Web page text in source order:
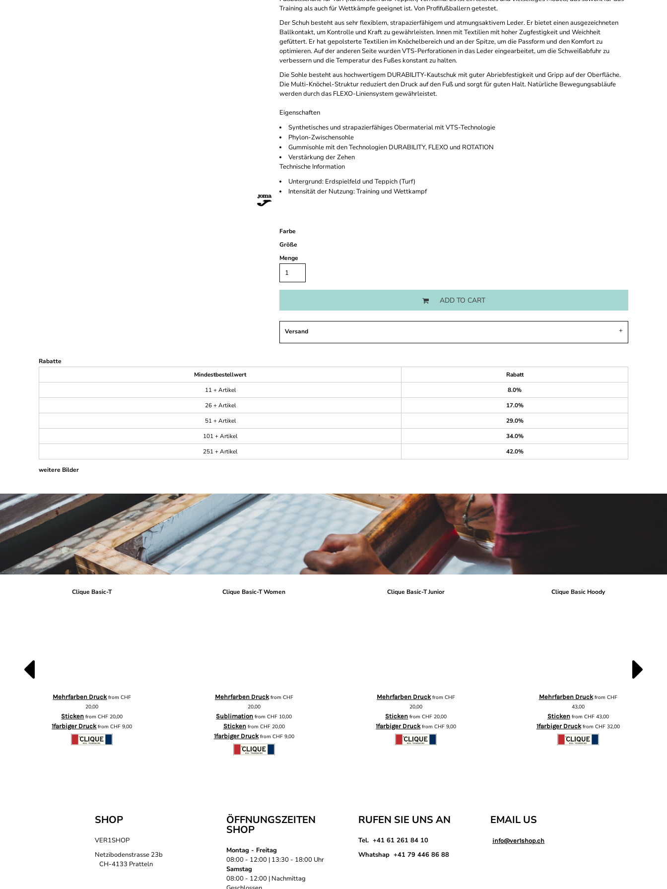
Training als auch für Wettkämpfe geeignet ist. Von Profifußballern getestet.
Der Schuh besteht aus sehr flexiblem, strapazierfähigem und atmungsaktivem Leder. Er bietet einen ausgezeichneten
Ballkontakt, um Kontrolle und Kraft zu gewährleisten. Innen mit Textilien mit hoher Zugfestigkeit und Weichheit
gefüttert. Er hat gepolsterte Textilien im Knöchelbereich und an der Spitze, um die Passform und den Komfort zu
optimieren. Auf der anderen Seite wurden VTS-Perforationen in das Leder eingearbeitet, um die Schweißabfuhr zu
verbessern und die Temperatur des Fußes konstant zu halten.
Die Sohle besteht aus hochwertigem DURABILITY-Kautschuk mit guter Abriebfestigkeit und Gripp auf der Oberfläche.
Die Multi-Knöchel-Struktur reduziert den Druck auf den Fuß und sorgt für guten Halt. Natürliche Bewegungsabläufe
werden durch das FLEXO-Liniensystem gewährleistet.
Eigenschaften
Synthetisches und strapazierfähiges Obermaterial mit VTS-Technologie
Phylon-Zwischensohle
Gummisohle mit den Technologien DURABILITY, FLEXO und ROTATION
Verstärkung der Zehen
Technische Information
Untergrund: Erdspielfeld und Teppich (Turf)
Intensität der Nutzung: Training und Wettkampf
Farbe
Größe
Menge
ADD TO CART
Versand
Rabatte
Mindestbestellwert
Rabatt
11 + Artikel
8.0%
26 + Artikel
17.0%
51 + Artikel
29.0%
101 + Artikel
34.0%
251 + Artikel
42.0%
weitere Bilder
Clique Basic-T
Mehrfarben DruckfromCHF
20,00
Sticken fromCHF 20,00
1farbiger DruckfromCHF 9,00
Clique Basic-T Women
Mehrfarben Druckfrom CHF
20,00
Sublimation fromCHF 10,00
Stickenfrom CHF20,00
1farbiger Druckfrom CHF9,00
Clique Basic-T Junior
Mehrfarben DruckfromCHF
20,00
Sticken fromCHF 20,00
1farbiger DruckfromCHF 9,00
Clique Basic Hoody
Mehrfarben Druckfrom CHF
43,00
Stickenfrom CHF43,00
1farbiger Druckfrom CHF32,00
SHOP
VER1SHOP
Netzibodenstrasse 23b
CH-4133 Pratteln
ÖFFNUNGSZEITEN
SHOP
Montag - Freitag
08:00 - 12:00 | 13:30 - 18:00 Uhr
Samstag
08:00 - 12:00 | Nachmittag
RUFEN SIE UNS AN
Tel. +41 61 261 84 10
Whatshap +41 79 446 86 88
EMAIL US
info@ver1shop.ch